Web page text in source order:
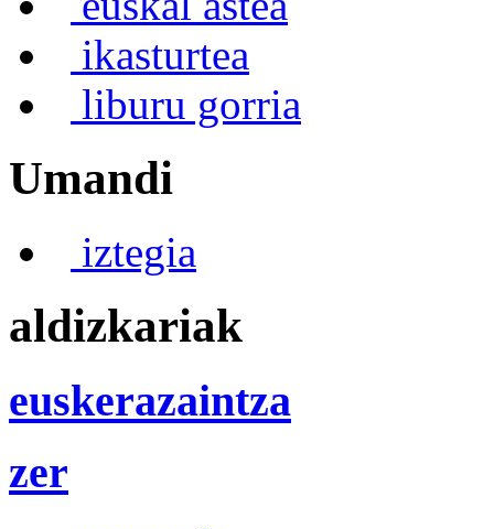
ikasturtea
liburu gorria
Umandi
iztegia
aldizkariak
euskerazaintza
zer